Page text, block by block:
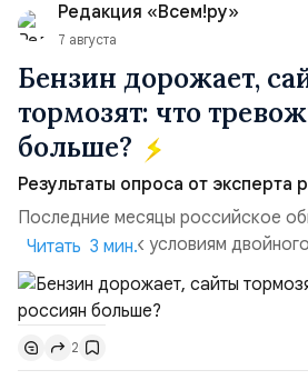
Редакция «Всем!ру»
7 августа
Бензин дорожает,
тормозят: что
больше?
Результаты опроса от
Последние месяцы российское
адаптируется к условиям
стороны, происходит рост цен на
необходимости, инфляция и
поставках бензина. А с другой –
турбулентность: перебои в работе
блокировки сайтов,
Читать 3 мин.
2